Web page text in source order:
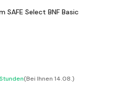
SAFE Select BNF Basic
(Bei Ihnen 14.08.)